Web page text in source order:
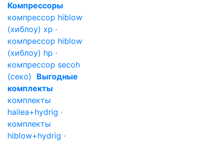
Компрессоры
компрессор hiblow
(хиблоу) xp ·
компрессор hiblow
(хиблоу) hp ·
компрессор secoh
(секо)
Выгодные
комплекты
комплекты
hailea+hydrig ·
комплекты
hiblow+hydrig ·